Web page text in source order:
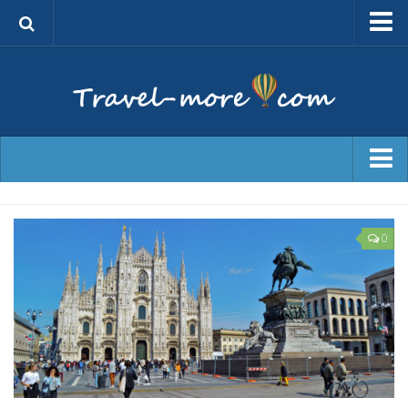
Другие страны
Дневники
Обзоры
Туристу на заметку
Места
Путеводители
0